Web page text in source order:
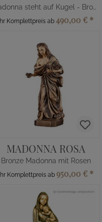
Madonna steht auf Kugel - Bronze
Ihr Komplettpreis ab 490,00 € *
MADONNA ROSA
Bronze Madonna mit Rosen
Ihr Komplettpreis ab 950,00 € *